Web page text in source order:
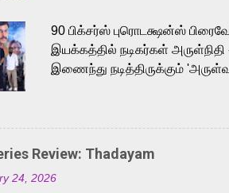
90 பிக்சர்ஸ் புரொடக்ஷன்ஸ்
இயக்கத்தில் நடிகர்கள்
இணைந்து நடித்திருக்கும்
அருள்நிதி, ஆரவ், காளி வெங்கட்,
'பருத்திவீரன்' சரவணன், ஹரிஷ்
செய்திருக்கும் இந்த
இளையராஜா கலை இயக்கத்தை
மேற்கொண்டிருக்கிறார். கல்வியின்
Review: Thadayam
24, 2026